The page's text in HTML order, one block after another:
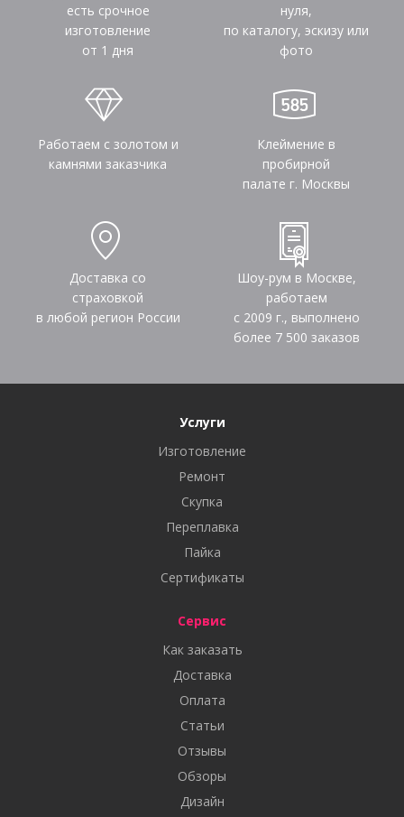
есть срочное
изготовление
от 1 дня
нуля,
по каталогу, эскизу или
фото
Работаем с золотом и
камнями заказчика
Клеймение в
пробирной
палате г. Москвы
Доставка со
страховкой
в любой регион России
Шоу-рум в Москве,
работаем
с 2009 г., выполнено
более 7 500 заказов
Услуги
Изготовление
Ремонт
Скупка
Переплавка
Пайка
Сертификаты
Сервис
Как заказать
Доставка
Оплата
Статьи
Отзывы
Обзоры
Дизайн